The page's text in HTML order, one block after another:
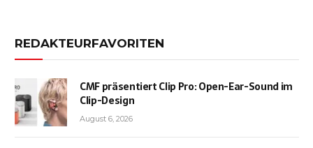
REDAKTEURFAVORITEN
CMF präsentiert Clip Pro: Open-Ear-Sound im
Clip-Design
August 6, 2026